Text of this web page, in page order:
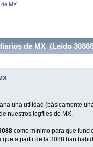
MX
de MX (Leído
una utilidad (básicamente
nuestros logfiles de MX.
como mínimo para que
a partir de la 3088 han